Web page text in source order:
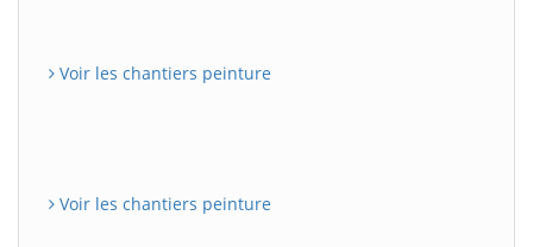
Voir les chantiers peinture
Voir les chantiers peinture